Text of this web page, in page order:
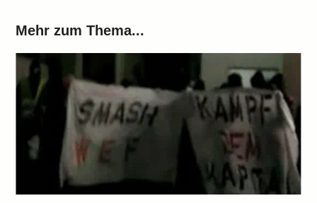
Mehr zum Thema...